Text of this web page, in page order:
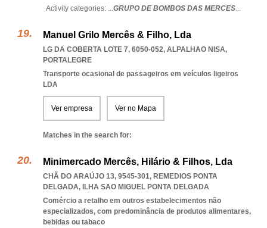
Activity categories: ...GRUPO DE BOMBOS DAS MERCES...
Manuel Grilo Mercês & Filho, Lda
LG DA COBERTA LOTE 7, 6050-052, ALPALHAO NISA,
PORTALEGRE
Transporte ocasional de passageiros em veículos ligeiros
LDA
Ver empresa Ver no Mapa
Matches in the search for:
Minimercado Mercês, Hilário & Filhos, Lda
CHÃ DO ARAÚJO 13, 9545-301, REMEDIOS PONTA
DELGADA, ILHA SAO MIGUEL PONTA DELGADA
Comércio a retalho em outros estabelecimentos não
especializados, com predominância de produtos alimentares,
bebidas ou tabaco